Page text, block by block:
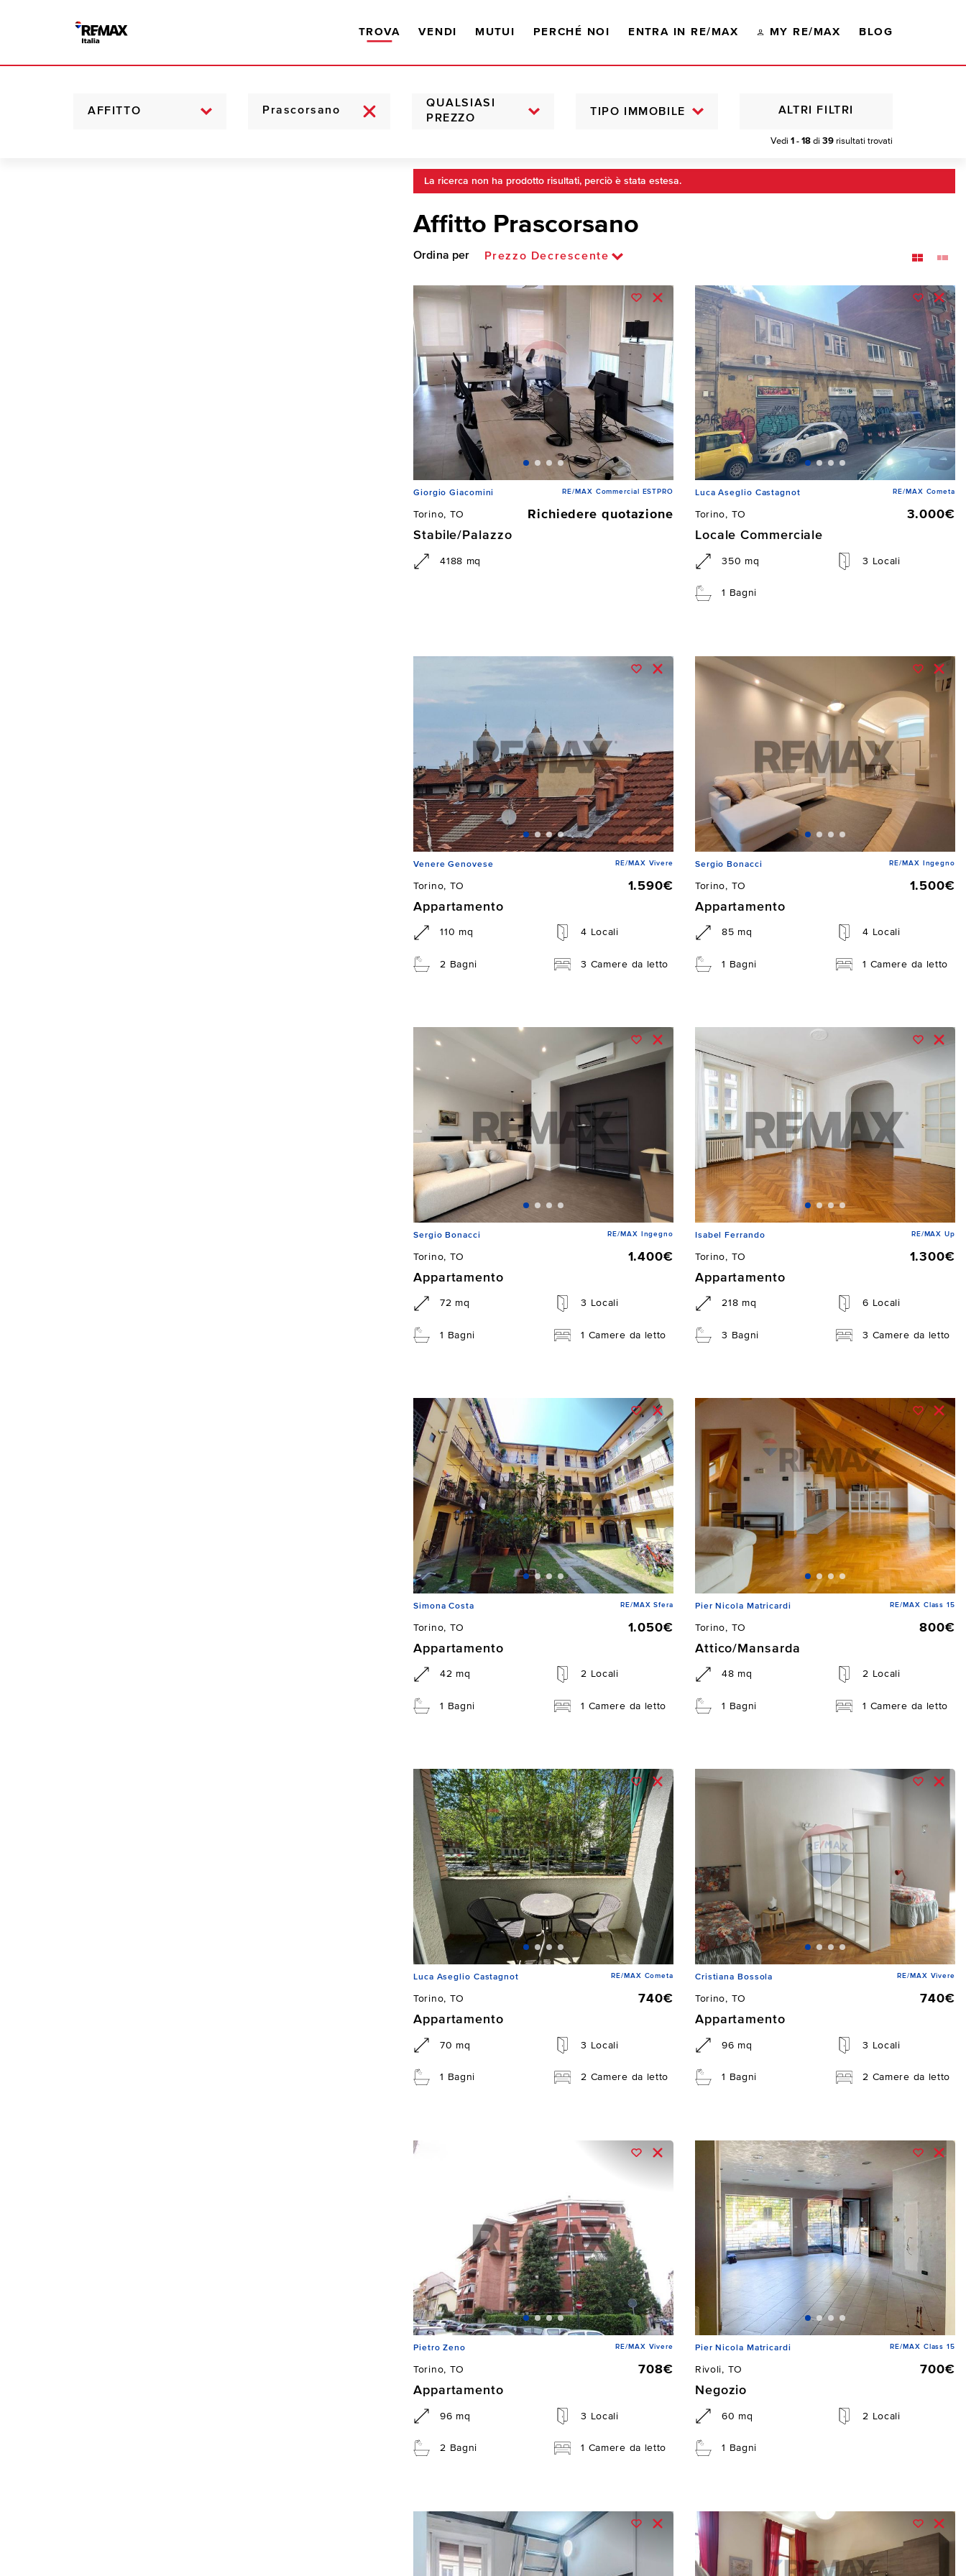
TROVA VENDI MUTUI PERCHÉ NOI ENTRA IN RE/MAX MY RE/MAX BLOG
AFFITTO
QUALSIASI
PREZZO
TIPO IMMOBILE
Vedi 1 - 18 di 39 risultati trovati
ALTRI FILTRI
La ricerca non ha prodotto risultati, perciò è stata estesa.
Affitto Prascorsano
Ordina per Prezzo Decrescente
Giorgio Giacomini RE/MAX Commercial ESTPRO
Torino, TO
Richiedere quotazione
Stabile/Palazzo
4188 mq
Luca Aseglio Castagnot RE/MAX Cometa
Torino, TO
3.000€
Locale Commerciale
350 mq 3 Locali
1 Bagni
Venere Genovese RE/MAX Vivere
Torino, TO
1.590€
Appartamento
110 mq 4 Locali
2 Bagni 3 Camere da letto
Sergio Bonacci RE/MAX Ingegno
Torino, TO
1.500€
Appartamento
85 mq 4 Locali
1 Bagni 1 Camere da letto
Sergio Bonacci RE/MAX Ingegno
Torino, TO
1.400€
Appartamento
72 mq 3 Locali
1 Bagni 1 Camere da letto
Isabel Ferrando RE/MAX Up
Torino, TO
1.300€
Appartamento
218 mq 6 Locali
3 Bagni 3 Camere da letto
Simona Costa RE/MAX Sfera
Torino, TO
1.050€
Appartamento
42 mq 2 Locali
1 Bagni 1 Camere da letto
Pier Nicola Matricardi RE/MAX Class 15
Torino, TO
800€
Attico/Mansarda
48 mq 2 Locali
1 Bagni 1 Camere da letto
Luca Aseglio Castagnot RE/MAX Cometa
Torino, TO
740€
Appartamento
70 mq 3 Locali
1 Bagni 2 Camere da letto
Cristiana Bossola RE/MAX Vivere
Torino, TO
740€
Appartamento
96 mq 3 Locali
1 Bagni 2 Camere da letto
Pietro Zeno RE/MAX Vivere
Torino, TO
708€
Appartamento
96 mq 3 Locali
2 Bagni 1 Camere da letto
Pier Nicola Matricardi RE/MAX Class 15
Rivoli, TO
700€
Negozio
60 mq 2 Locali
1 Bagni